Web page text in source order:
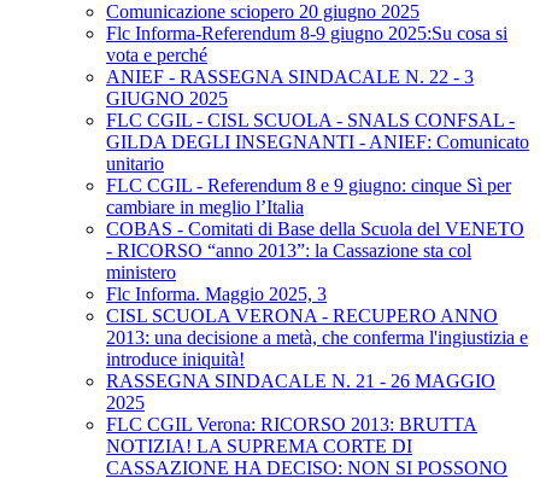
Comunicazione sciopero 20 giugno 2025
Flc Informa-Referendum 8-9 giugno 2025:Su cosa si
vota e perché
ANIEF - RASSEGNA SINDACALE N. 22 - 3
GIUGNO 2025
FLC CGIL - CISL SCUOLA - SNALS CONFSAL -
GILDA DEGLI INSEGNANTI - ANIEF: Comunicato
unitario
FLC CGIL - Referendum 8 e 9 giugno: cinque Sì per
cambiare in meglio l’Italia
COBAS - Comitati di Base della Scuola del VENETO
- RICORSO “anno 2013”: la Cassazione sta col
ministero
Flc Informa. Maggio 2025, 3
CISL SCUOLA VERONA - RECUPERO ANNO
2013: una decisione a metà, che conferma l'ingiustizia e
introduce iniquità!
RASSEGNA SINDACALE N. 21 - 26 MAGGIO
2025
FLC CGIL Verona: RICORSO 2013: BRUTTA
NOTIZIA! LA SUPREMA CORTE DI
CASSAZIONE HA DECISO: NON SI POSSONO